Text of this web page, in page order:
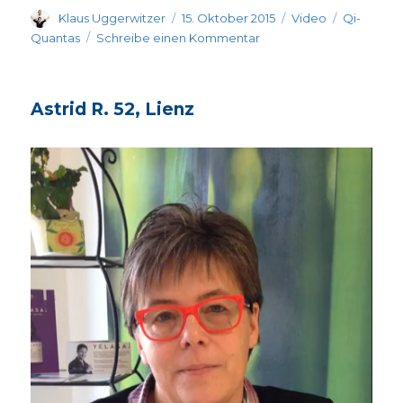
Autor
Klaus Uggerwitzer
Veröffentlicht
am
15. Oktober 2015 Format
Video
Qi-
Quantas
Schreibe einen Kommentarzu
Astrid R. 52, Lienz
Video-
Player